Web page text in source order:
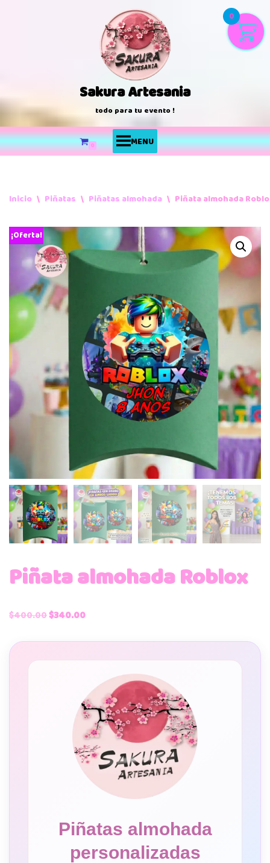
Sakura Artesania
todo para tu evento !
0 MENU
Inicio \ Piñatas \ Piñatas almohada \ Piñata almohada
¡Oferta!
Piñata almohada Roblox
$400.00$340.00
Piñatas almohada
personalizadas
0